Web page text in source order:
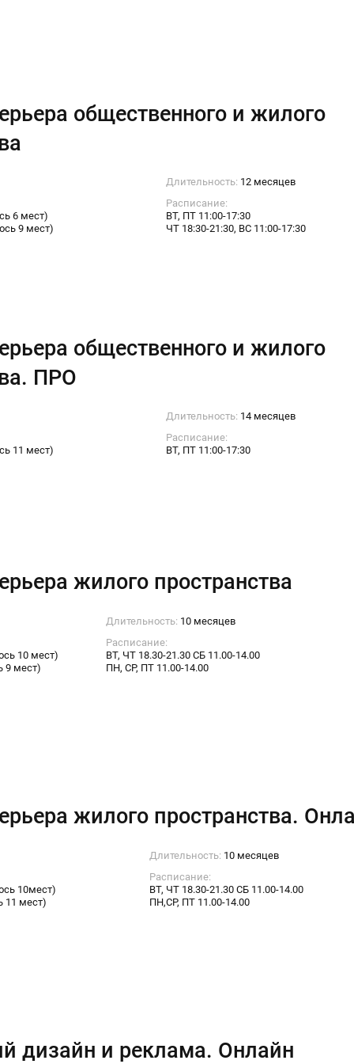
общественного и жилого
Длительность: 12 месяцев
6 мест)
9 мест)
Расписание:
ВТ, ПТ 11:00-17:30
ЧТ 18:30-21:30, ВС 11:00-17:30
общественного и жилого
ПРО
Длительность: 14 месяцев
11 мест)
Расписание:
ВТ, ПТ 11:00-17:30
жилого пространства
Длительность: 10 месяцев
10 мест)
9 мест)
Расписание:
ВТ, ЧТ 18.30-21.30 СБ 11.00-14.00
ПН, СР, ПТ 11.00-14.00
жилого пространства.
Длительность: 10 месяцев
10мест)
11 мест)
Расписание:
ВТ, ЧТ 18.30-21.30 СБ 11.00-14.00
ПН,СР, ПТ 11.00-14.00
дизайн и реклама. Онлайн